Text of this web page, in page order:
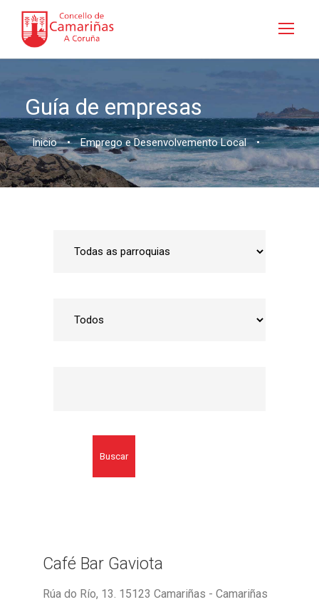
Guía de empresas
Inicio • Emprego e Desenvolvemento Local •
Buscar
Café Bar Gaviota
Rúa do Río, 13. 15123 Camariñas - Camariñas